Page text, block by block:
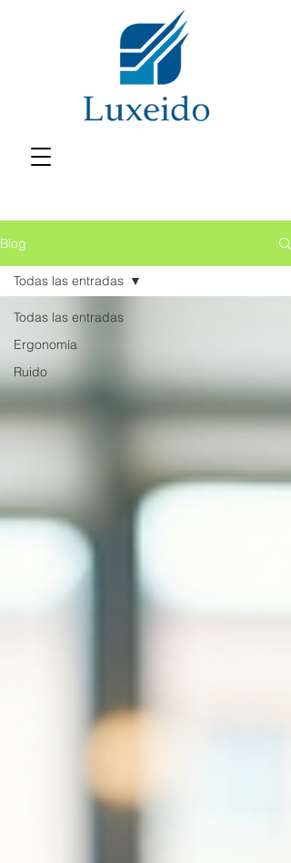
Blog
Todas las entradas
Ergonomía
Ruido
Todas las entradas